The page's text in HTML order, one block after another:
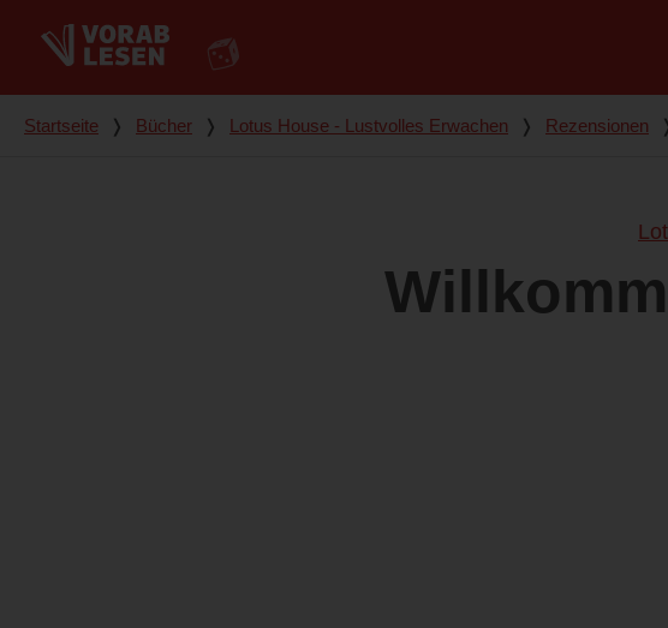
Du bist hier
Startseite ❭ Bücher ❭ Lotus House - Lustvolles Erwachen ❭ Rezensionen